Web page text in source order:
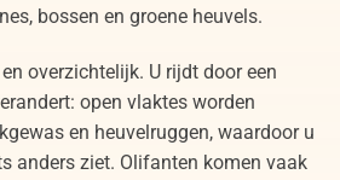
bossen en groene heuvels.
overzichtelijk. U rijdt door een
open vlaktes worden
en heuvelruggen, waardoor u
anders ziet. Olifanten komen vaak